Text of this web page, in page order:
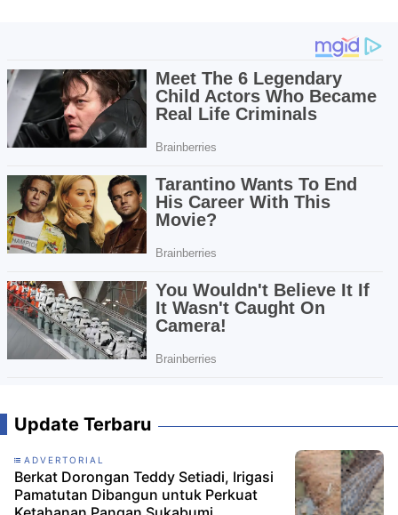
Update Terbaru
ADVERTORIAL
Berkat Dorongan Teddy Setiadi, Irigasi
Pamatutan Dibangun untuk Perkuat